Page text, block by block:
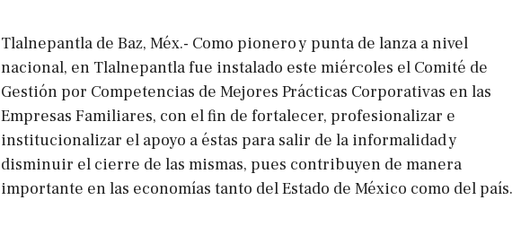
Tlalnepantla de Baz, Méx.- Como pionero y punta de lanza a nivel
nacional, en Tlalnepantla fue instalado este miércoles el Comité de
Gestión por Competencias de Mejores Prácticas Corporativas en las
Empresas Familiares, con el fin de fortalecer, profesionalizar e
institucionalizar el apoyo a éstas para salir de la informalidad y
disminuir el cierre de las mismas, pues contribuyen de manera
importante en las economías tanto del Estado de México como del país.